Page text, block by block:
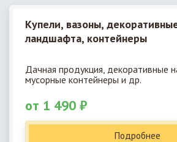
Купели, вазоны,
ландшафта, контейнеры
Дачная продукция, декоративные
мусорные контейнеры и др.
от 1 490 ₽
Подробнее